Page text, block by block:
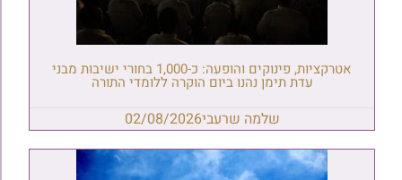
אטרקציות, פינוקים והופעה: כ-1,000 בחורי ישיבות מבני
עדת תימן נהנו ביום הוקרה ללומדי התורה
שלמה שרעבי02/08/2026